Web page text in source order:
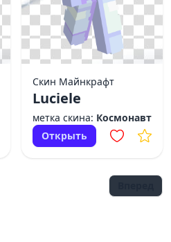
Скин Майнкрафт
Luciele
метка скина: Космонавт
Открыть